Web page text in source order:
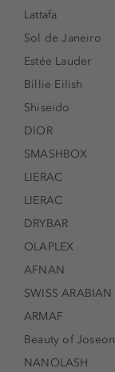
Lattafa
Sol de Janeiro
Estée Lauder
Billie Eilish
Shiseido
DIOR
SMASHBOX
LIERAC
LIERAC
DRYBAR
OLAPLEX
AFNAN
SWISS ARABIAN
ARMAF
Beauty of Joseon
NANOLASH